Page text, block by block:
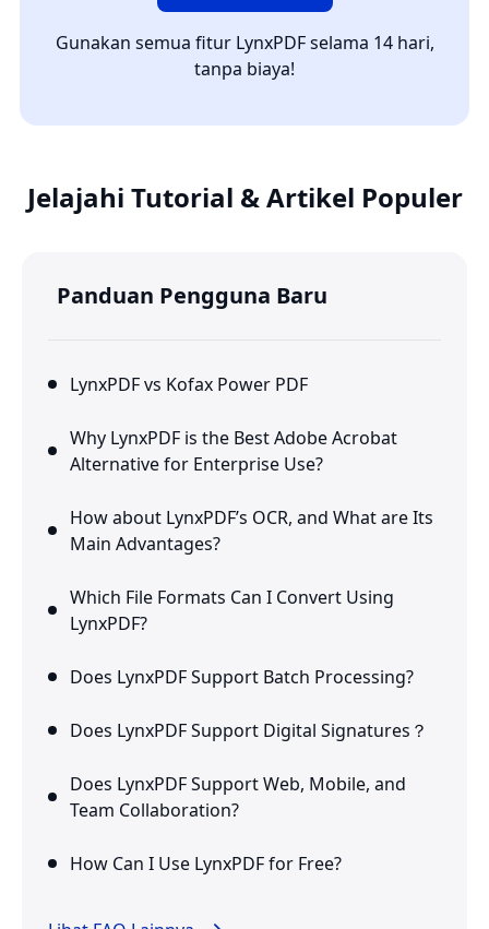
Gunakan semua fitur LynxPDF selama 14 hari,
tanpa biaya!
Jelajahi Tutorial & Artikel Populer
Panduan Pengguna Baru
LynxPDF vs Kofax Power PDF
Why LynxPDF is the Best Adobe Acrobat
Alternative for Enterprise Use?
How about LynxPDF’s OCR, and What are Its
Main Advantages?
Which File Formats Can I Convert Using
LynxPDF?
Does LynxPDF Support Batch Processing?
Does LynxPDF Support Digital Signatures？
Does LynxPDF Support Web, Mobile, and
Team Collaboration?
How Can I Use LynxPDF for Free?